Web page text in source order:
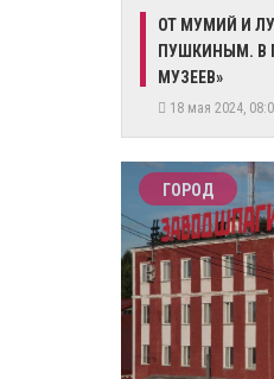
ОТ МУМИЙ И
ПУШКИНЫМ. В
МУЗЕЕВ»
18 мая 2024,
ГОРОД